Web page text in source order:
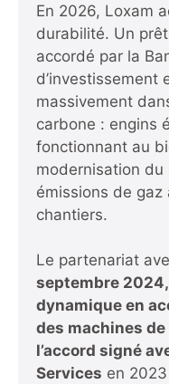
En 2026, Loxam
durabilité. Un
accordé par la
d’investissement
massivement
carbone : engins
fonctionnant au
modernisation du
émissions de
chantiers.
Le partenariat
septembre
dynamique en
des machines
l’accord signé
Services en